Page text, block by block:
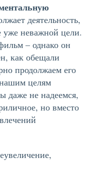
деятельность,
уже неважной цели.
– однако он
как обещали
продолжаем его
нашим целям
даже не надеемся,
но вместо